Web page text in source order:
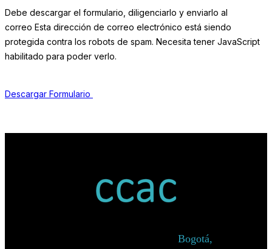
Debe descargar el formulario, diligenciarlo y enviarlo al
correo Esta dirección de correo electrónico está siendo
protegida contra los robots de spam. Necesita tener JavaScript
habilitado para poder verlo.
Descargar Formulario
Bogotá,